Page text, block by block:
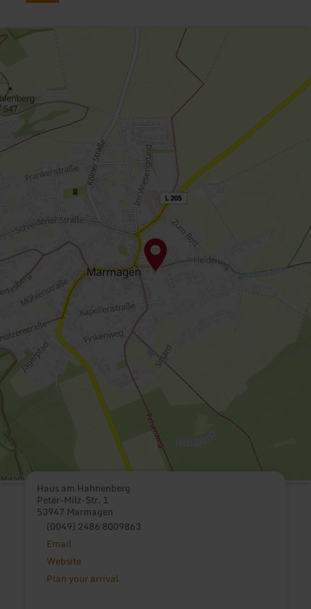
Haus am Hahnenberg
Peter-Milz-Str. 1
53947 Marmagen
(0049) 2486 8009863
Email
Website
Plan your arrival